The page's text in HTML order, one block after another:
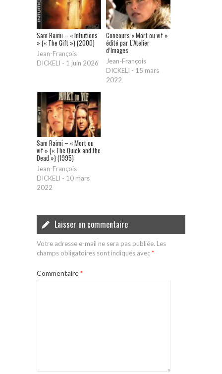
Sam Raimi – « Intuitions
» (« The Gift ») (2000)
Jean-François
DICKELI - 1 juin 2026
Concours « Mort ou vif »
édité par L’Atelier
d’Images
Jean-François
DICKELI - 15 mars
2022
Sam Raimi – « Mort ou
vif » (« The Quick and the
Dead ») (1995)
Jean-François
DICKELI - 10 mars
2022
Laisser un commentaire
Votre adresse e-mail ne sera pas publiée. Les
champs obligatoires sont indiqués avec*
Commentaire*